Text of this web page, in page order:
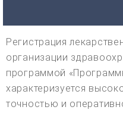
Регистрация
организации
программой
характеризуется
точностью и